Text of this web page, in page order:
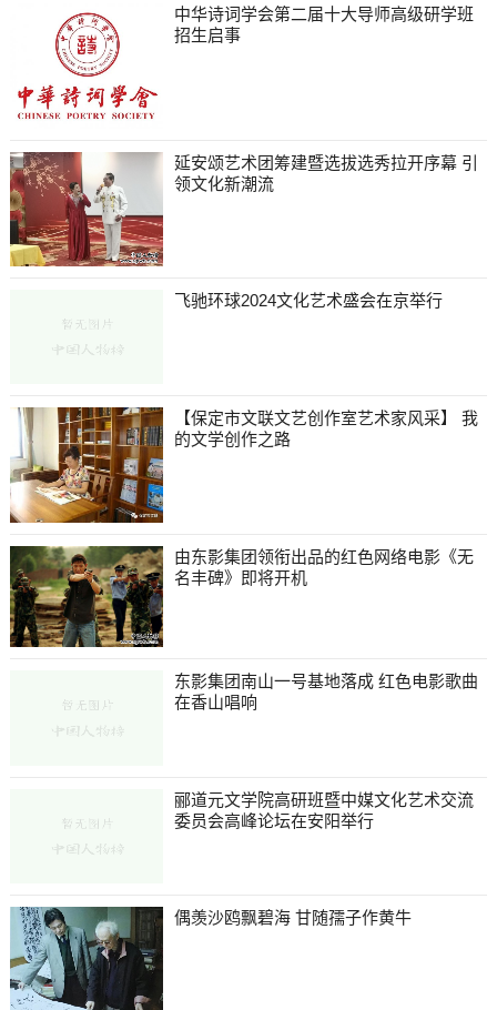
中华诗词学会第二届十大导师高级研学班
招生启事
延安颂艺术团筹建暨选拔选秀拉开序幕 引
领文化新潮流
飞驰环球2024文化艺术盛会在京举行
【保定市文联文艺创作室艺术家风采】 我
的文学创作之路
由东影集团领衔出品的红色网络电影《无
名丰碑》即将开机
东影集团南山一号基地落成 红色电影歌曲
在香山唱响
郦道元文学院高研班暨中媒文化艺术交流
委员会高峰论坛在安阳举行
偶羡沙鸥飘碧海 甘随孺子作黄牛